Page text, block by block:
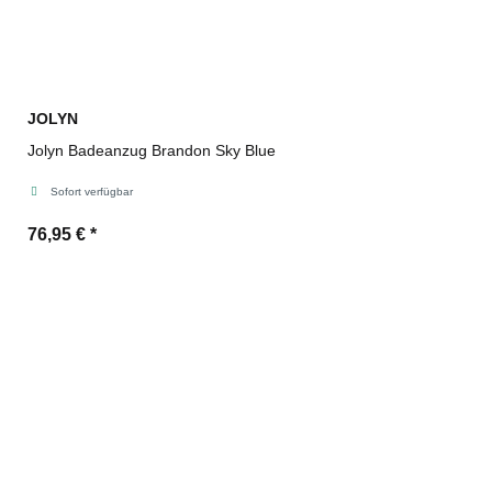
JOLYN
Jolyn Badeanzug Brandon Sky Blue
Sofort verfügbar
76,95 € *